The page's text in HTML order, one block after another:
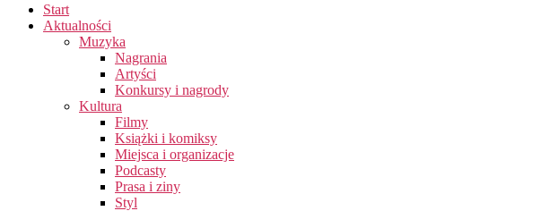
Start
Aktualności
Muzyka
Nagrania
Artyści
Konkursy i nagrody
Kultura
Filmy
Książki i komiksy
Miejsca i organizacje
Podcasty
Prasa i ziny
Styl